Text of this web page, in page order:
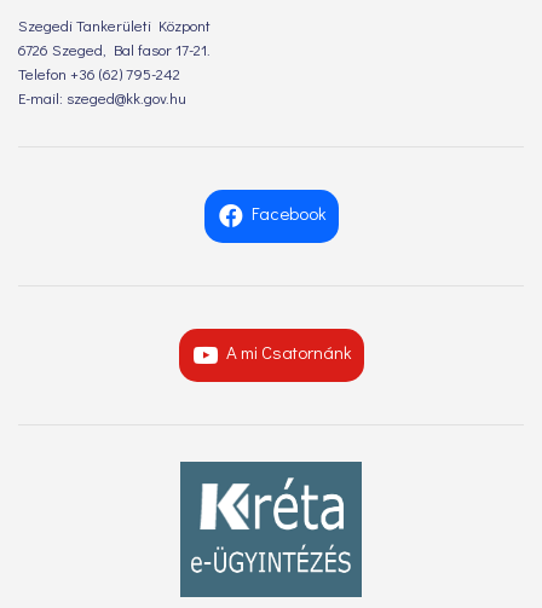
Szegedi Tankerületi Központ
6726 Szeged, Bal fasor 17-21.
Telefon +36 (62) 795-242
E-mail: szeged@kk.gov.hu
Facebook
A mi Csatornánk